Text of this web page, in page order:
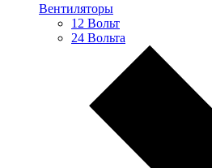
Вентиляторы
12 Вольт
24 Вольта